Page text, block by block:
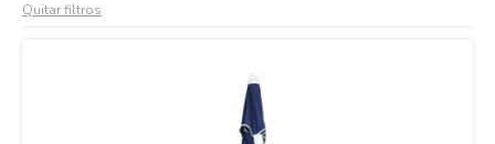
Quitar filtros
Tecnología